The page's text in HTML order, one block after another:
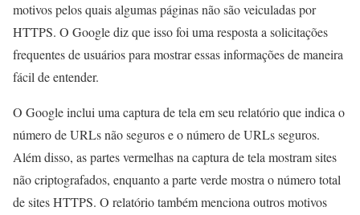
motivos pelos quais algumas páginas não são veiculadas por
HTTPS. O Google diz que isso foi uma resposta a solicitações
frequentes de usuários para mostrar essas informações de maneira
fácil de entender.
O Google inclui uma captura de tela em seu relatório que indica o
número de URLs não seguros e o número de URLs seguros.
Além disso, as partes vermelhas na captura de tela mostram sites
não criptografados, enquanto a parte verde mostra o número total
de sites HTTPS. O relatório também menciona outros motivos